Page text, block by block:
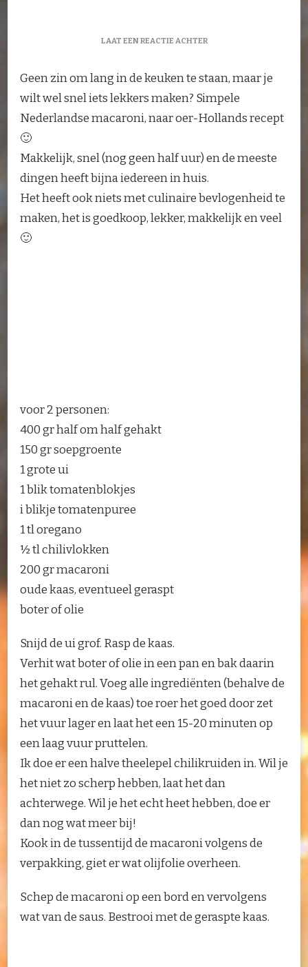
LAAT EEN REACTIE ACHTEROP
Geen zin om lang in de keuken te staan, maar je
wilt wel snel iets lekkers maken? Simpele
Nederlandse macaroni, naar oer-Hollands recept
🙂
Makkelijk, snel (nog geen half uur) en de meeste
dingen heeft bijna iedereen in huis.
Het heeft ook niets met culinaire bevlogenheid te
maken, het is goedkoop, lekker, makkelijk en veel
🙂
voor 2 personen:
400 gr half om half gehakt
150 gr soepgroente
1 grote ui
1 blik tomatenblokjes
i blikje tomatenpuree
1 tl oregano
½ tl chilivlokken
200 gr macaroni
oude kaas, eventueel geraspt
boter of olie
Snijd de ui grof. Rasp de kaas.
Verhit wat boter of olie in een pan en bak daarin
het gehakt rul. Voeg alle ingrediënten (behalve de
macaroni en de kaas) toe roer het goed door zet
het vuur lager en laat het een 15-20 minuten op
een laag vuur pruttelen.
Ik doe er een halve theelepel chilikruiden in. Wil je
het niet zo scherp hebben, laat het dan
achterwege. Wil je het echt heet hebben, doe er
dan nog wat meer bij!
Kook in de tussentijd de macaroni volgens de
verpakking, giet er wat olijfolie overheen.
Schep de macaroni op een bord en vervolgens
wat van de saus. Bestrooi met de geraspte kaas.